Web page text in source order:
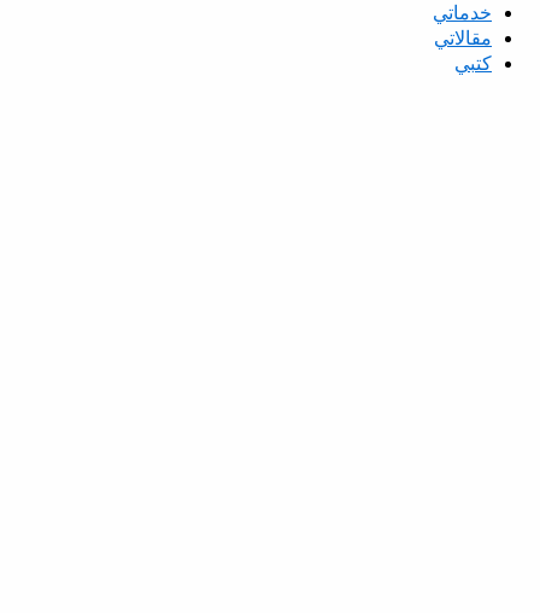
خدماتي
مقالاتي
كتبي